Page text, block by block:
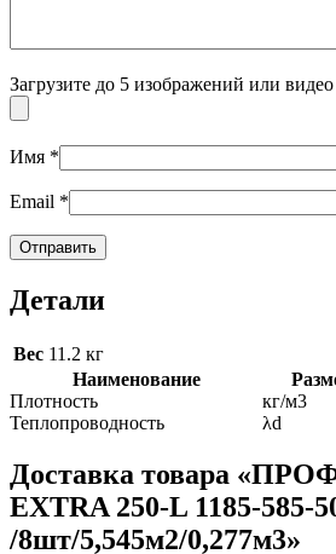
Загрузите до 5 изображений или видео
Имя *
Email *
Детали
Вес 11.2 кг
Наименование
Плотность
кг/м3
Теплопроводность
λd
Доставка товара
EXTRA 250-L 1185-585-
/8шт/5,545м2/0,277м3»